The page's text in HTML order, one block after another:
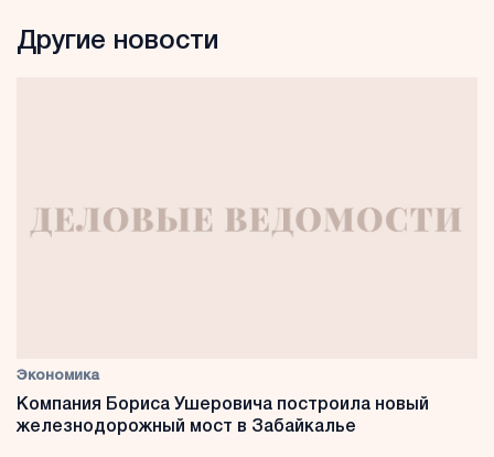
Другие новости
Экономика
Компания Бориса Ушеровича построила новый
железнодорожный мост в Забайкалье